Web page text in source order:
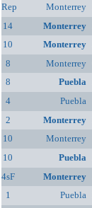
Rep
Monterrey
14
Monterrey
10
Monterrey
8
Monterrey
8
Puebla
4
Puebla
2
Monterrey
10
Monterrey
10
Puebla
4sF
Monterrey
1
Puebla